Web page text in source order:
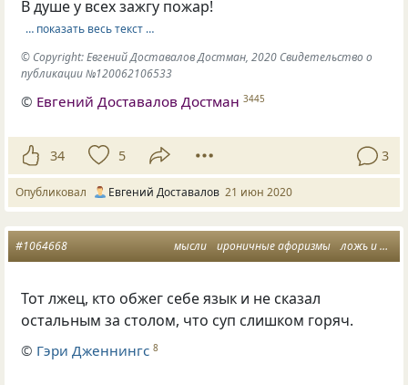
В душе у всех зажгу пожар!
… показать весь текст …
© Copyright: Евгений Доставалов Достман, 2020 Свидетельство о
публикации №120062106533
© Евгений Доставалов Достман 3445
34 5 3
Опубликовал Евгений Доставалов 21 июн 2020
мысли ироничные афоризмы ложь и правда
#1064668
Тот лжец, кто обжег себе язык и не сказал
остальным за столом, что суп слишком горяч.
© Гэри Дженнингс 8